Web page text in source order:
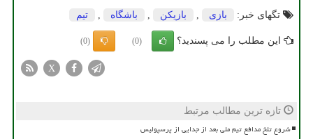
تگهای خبر:
بازی بازیكن باشگاه تیم
این مطلب را می پسندید؟ (0)
(0)
X
تازه ترین مطالب مرتبط
شروع تلخ مدافع تیم ملی بعد از جدایی از پرسپولیس